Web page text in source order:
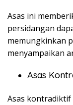
Asas ini
persidangan
memungkinkan
menyampaikan
Asas
Asas kontradiktif